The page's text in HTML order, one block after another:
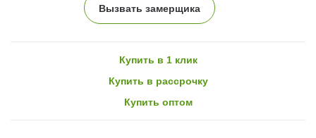
Вызвать замерщика
Купить в 1 клик
Купить в рассрочку
Купить оптом